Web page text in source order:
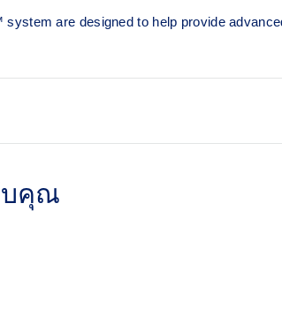
are designed to help provide
บคุณ